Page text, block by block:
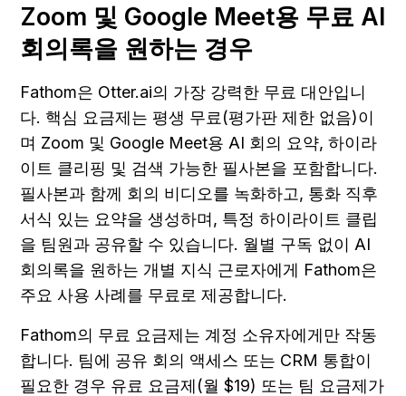
Zoom 및 Google Meet용 무료 AI
회의록을 원하는 경우
Fathom은 Otter.ai의 가장 강력한 무료 대안입니
다. 핵심 요금제는 평생 무료(평가판 제한 없음)이
며 Zoom 및 Google Meet용 AI 회의 요약, 하이라
이트 클리핑 및 검색 가능한 필사본을 포함합니다.
필사본과 함께 회의 비디오를 녹화하고, 통화 직후
서식 있는 요약을 생성하며, 특정 하이라이트 클립
을 팀원과 공유할 수 있습니다. 월별 구독 없이 AI
회의록을 원하는 개별 지식 근로자에게 Fathom은
주요 사용 사례를 무료로 제공합니다.
Fathom의 무료 요금제는 계정 소유자에게만 작동
합니다. 팀에 공유 회의 액세스 또는 CRM 통합이
필요한 경우 유료 요금제(월 $19) 또는 팀 요금제가